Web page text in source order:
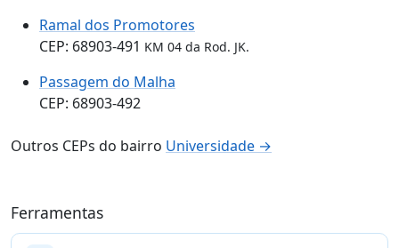
Ramal dos Promotores
CEP: 68903-491 KM 04 da Rod. JK.
Passagem do Malha
CEP: 68903-492
Outros CEPs do bairro Universidade →
Ferramentas